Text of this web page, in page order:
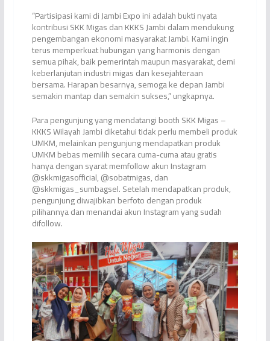
“Partisipasi kami di Jambi Expo ini adalah bukti nyata
kontribusi SKK Migas dan KKKS Jambi dalam mendukung
pengembangan ekonomi masyarakat Jambi. Kami ingin
terus memperkuat hubungan yang harmonis dengan
semua pihak, baik pemerintah maupun masyarakat, demi
keberlanjutan industri migas dan kesejahteraan
bersama. Harapan besarnya, semoga ke depan Jambi
semakin mantap dan semakin sukses,” ungkapnya.
Para pengunjung yang mendatangi booth SKK Migas –
KKKS Wilayah Jambi diketahui tidak perlu membeli produk
UMKM, melainkan pengunjung mendapatkan produk
UMKM bebas memilih secara cuma-cuma atau gratis
hanya dengan syarat memfollow akun Instagram
@skkmigasofficial, @sobatmigas, dan
@skkmigas_sumbagsel. Setelah mendapatkan produk,
pengunjung diwajibkan berfoto dengan produk
pilihannya dan menandai akun Instagram yang sudah
difollow.